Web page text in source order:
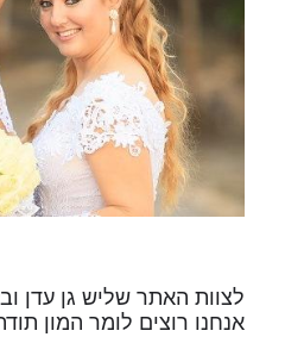
לצוות האתר שליש גן עדן
אנחנו רוצים לומר המון